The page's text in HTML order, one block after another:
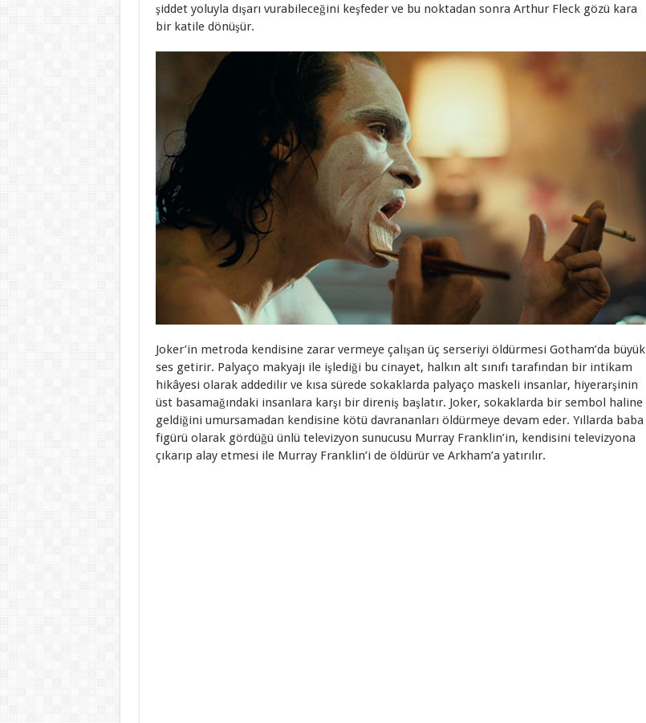
şiddet yoluyla dışarı vurabileceğini keşfeder ve bu noktadan sonra Arthur Fleck gözü kara
bir katile dönüşür.
Joker’in metroda kendisine zarar vermeye çalışan üç serseriyi öldürmesi Gotham’da büyük
ses getirir. Palyaço makyajı ile işlediği bu cinayet, halkın alt sınıfı tarafından bir intikam
hikâyesi olarak addedilir ve kısa sürede sokaklarda palyaço maskeli insanlar, hiyerarşinin
üst basamağındaki insanlara karşı bir direniş başlatır. Joker, sokaklarda bir sembol haline
geldiğini umursamadan kendisine kötü davrananları öldürmeye devam eder. Yıllarda baba
figürü olarak gördüğü ünlü televizyon sunucusu Murray Franklin’in, kendisini televizyona
çıkarıp alay etmesi ile Murray Franklin’i de öldürür ve Arkham’a yatırılır.